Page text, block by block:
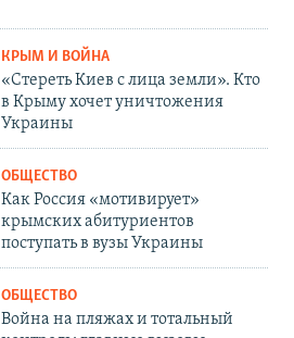
КРЫМ И ВОЙНА
«Стереть Киев с лица земли». Кто
в Крыму хочет уничтожения
Украины
ОБЩЕСТВО
Как Россия «мотивирует»
крымских абитуриентов
поступать в вузы Украины
ОБЩЕСТВО
Война на пляжах и тотальный